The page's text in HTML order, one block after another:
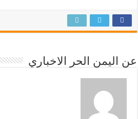
عن اليمن الحر الاخباري